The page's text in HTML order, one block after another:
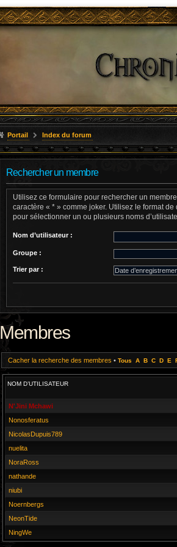
Portail Index du forum
Rechercher un membre
Utilisez ce formulaire pour rechercher un
caractère « * » comme joker. Utilisez le format de
pour sélectionner un ou plusieurs noms
Nom d’utilisateur :
Groupe :
Trier par :
Membres
Cacher la recherche des membres • Tous A B C D E
NOM D’UTILISATEUR
N'Jini Mchawi
Nonosferatus
NicolasDupuis789
nuelita
NoraRoss
nathande
niubi
Noernbergs
NeonTide
NingWe